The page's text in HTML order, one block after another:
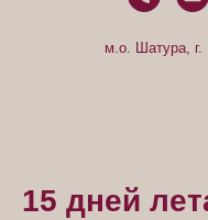
м.о. Шатура,
15 дней